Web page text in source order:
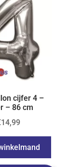
cijfer 4 –
– 86 cm
14,99